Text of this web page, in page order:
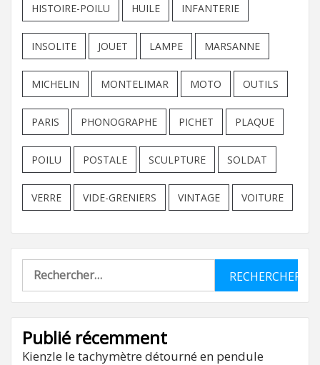
HISTOIRE-POILU HUILE INFANTERIE
INSOLITE JOUET LAMPE MARSANNE
MICHELIN MONTELIMAR MOTO OUTILS
PARIS PHONOGRAPHE PICHET PLAQUE
POILU POSTALE SCULPTURE SOLDAT
VERRE VIDE-GRENIERS VINTAGE VOITURE
Rechercher :
Publié récemment
Kienzle le tachymètre détourné en pendule